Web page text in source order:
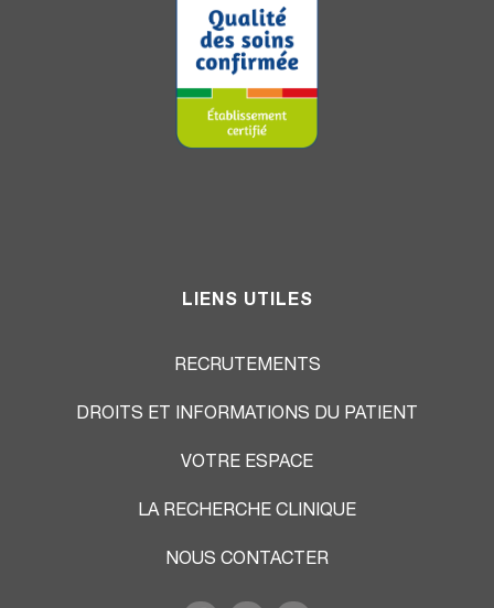
LIENS UTILES
RECRUTEMENTS
DROITS ET INFORMATIONS DU PATIENT
VOTRE ESPACE
LA RECHERCHE CLINIQUE
NOUS CONTACTER